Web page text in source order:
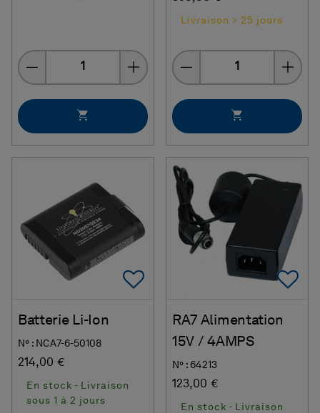
Quantity
Livraison > 25 jours
Quantity
Add To Favorites
Batterie Li-Ion
N° : NCA7-6-50108
214,00 €
En stock - Livraison
sous 1 à 2 jours
RA7 Alimentation
15V / 4AMPS
N° : 64213
123,00 €
En stock - Livraison